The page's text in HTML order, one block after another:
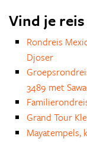
Vind je
Rondreis
Djoser
3489 met
Grand Tour
Mayatempels,